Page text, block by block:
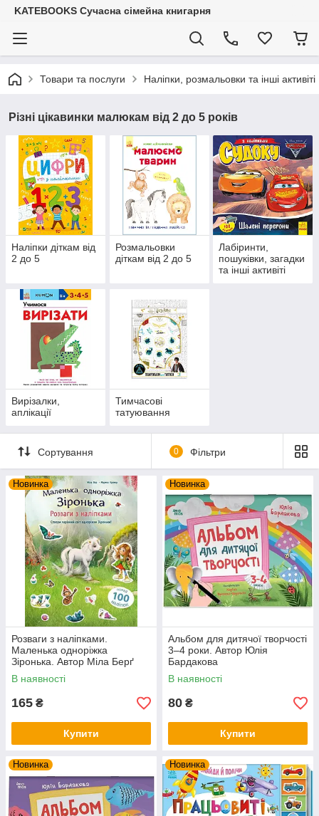
KATEBOOKS Сучасна сімейна книгарня
Товари та послуги Наліпки, розмальовки та інші активіті
Різні цікавинки малюкам від 2 до 5 років
Наліпки діткам від
2 до 5
Розмальовки
діткам від 2 до 5
Лабіринти,
пошуківки, загадки
та інші активіті
Вирізалки,
аплікації
Тимчасові
татуювання
Сортування 0 Фільтри
Новинка
Розваги з наліпками.
Маленька одноріжка
Зіронька. Автор Міла Берґ
В наявності
165 ₴
Купити
Новинка
Альбом для дитячої творчості
3–4 роки. Автор Юлія
Бардакова
В наявності
80 ₴
Купити
Новинка Новинка